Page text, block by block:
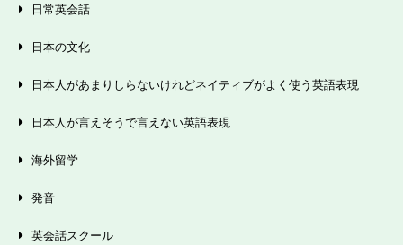
日常英会話
日本の文化
日本人があまりしらないけれどネイティブがよく使う英語表現
日本人が言えそうで言えない英語表現
海外留学
発音
英会話スクール